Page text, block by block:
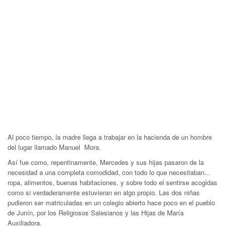
Al poco tiempo, la madre llega a trabajar en la hacienda de un hombre
del lugar llamado Manuel Mora.
Así fue como, repentinamente, Mercedes y sus hijas pasaron de la
necesidad a una completa comodidad, con todo lo que necesitaban...
ropa, alimentos, buenas habitaciones, y sobre todo el sentirse acogidas
como si verdaderamente estuvieran en algo propio. Las dos niñas
pudieron ser matriculadas en un colegio abierto hace poco en el pueblo
de Junín, por los Religiosos Salesianos y las Hijas de María
Auxiliadora.